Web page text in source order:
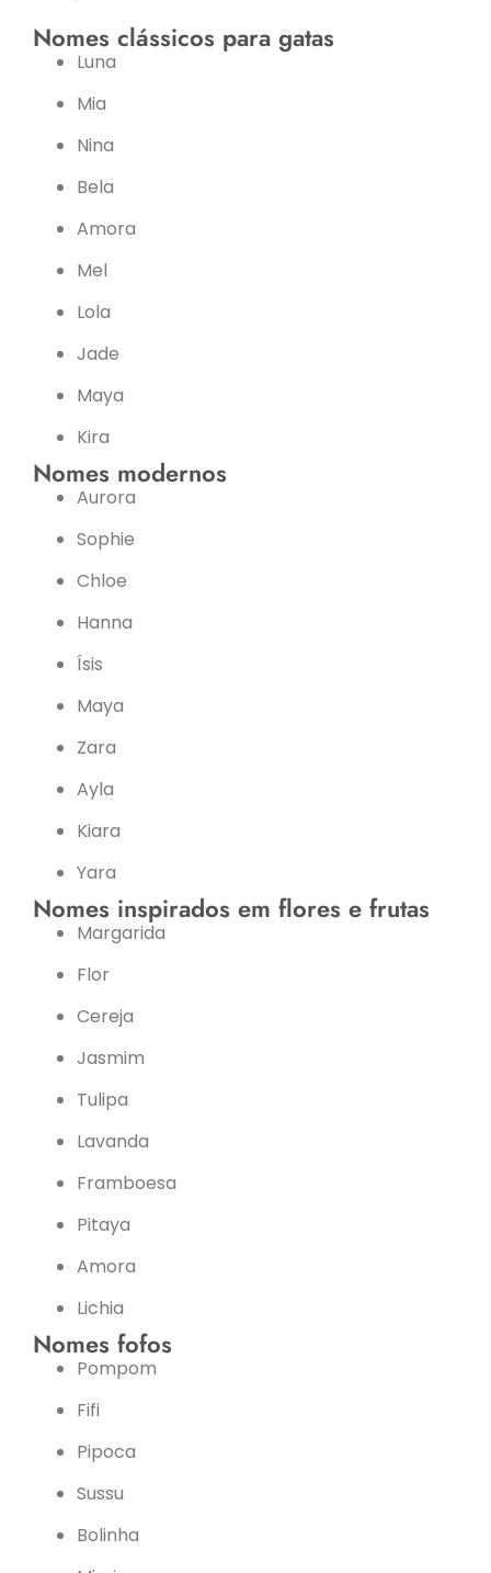
Nomes clássicos para gatas
Luna
Mia
Nina
Bela
Amora
Mel
Lola
Jade
Maya
Kira
Nomes modernos
Aurora
Sophie
Chloe
Hanna
Ísis
Maya
Zara
Ayla
Kiara
Yara
Nomes inspirados em flores e frutas
Margarida
Flor
Cereja
Jasmim
Tulipa
Lavanda
Framboesa
Pitaya
Amora
Lichia
Nomes fofos
Pompom
Fifi
Pipoca
Sussu
Bolinha